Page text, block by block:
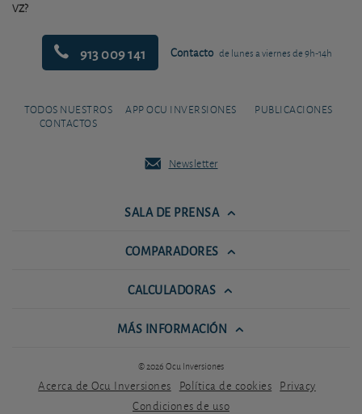
VZ?
913 009 141 Contacto de lunes a viernes de 9h-14h
TODOS NUESTROS
CONTACTOS
APP OCU INVERSIONES PUBLICACIONES
Newsletter
SALA DE PRENSA
COMPARADORES
CALCULADORAS
MÁS INFORMACIÓN
© 2026 Ocu Inversiones
Acerca de Ocu Inversiones Política de cookies Privacy
Condiciones de uso